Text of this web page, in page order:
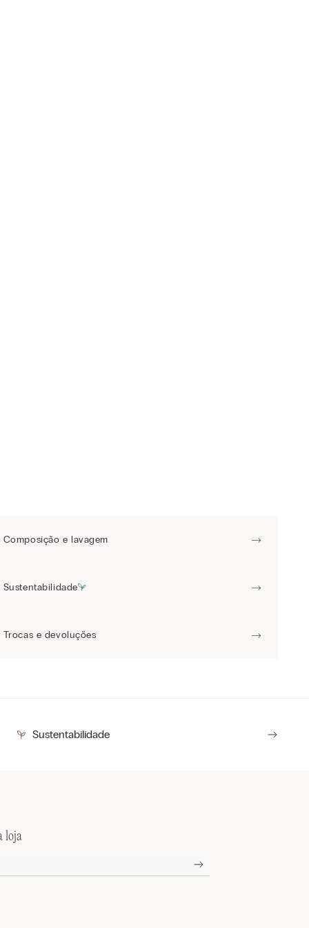
Composição e lavagem
Sustentabilidade
Trocas e devoluções
Sustentabilidade
loja